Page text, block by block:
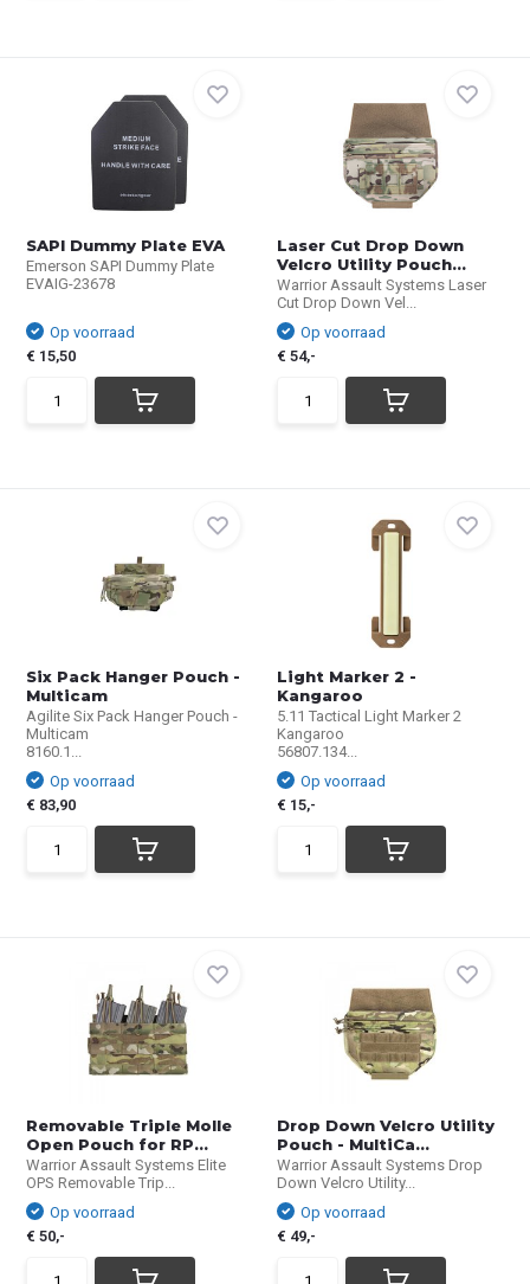
SAPI Dummy Plate EVA
Emerson SAPI Dummy Plate
EVAIG-23678
Op voorraad
€ 15,50
Laser Cut Drop Down
Velcro Utility Pouch...
Warrior Assault Systems Laser
Cut Drop Down Vel...
Op voorraad
€ 54,-
Six Pack Hanger Pouch -
Multicam
Agilite Six Pack Hanger Pouch -
Multicam
8160.1...
Op voorraad
€ 83,90
Light Marker 2 -
Kangaroo
5.11 Tactical Light Marker 2
Kangaroo
56807.134...
Op voorraad
€ 15,-
Removable Triple Molle
Open Pouch for RP...
Warrior Assault Systems Elite
OPS Removable Trip...
Op voorraad
€ 50,-
Drop Down Velcro Utility
Pouch - MultiCa...
Warrior Assault Systems Drop
Down Velcro Utility...
Op voorraad
€ 49,-